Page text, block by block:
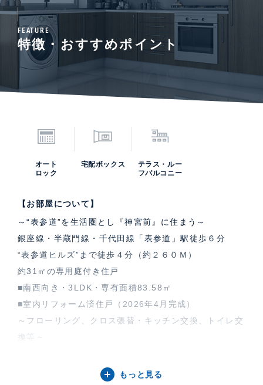
FEATURE
特徴・おすすめポイント
オート
ロック
宅配ボックス
テラス・ルー
フバルコニー
【お部屋について】
～“表参道”を生活圏とし『神宮前』に住まう～
銀座線・半蔵門線・千代田線「表参道」駅徒歩６分
“表参道ヒルズ”まで徒歩４分（約２６０Ｍ）
約31㎡の専用庭付き住戸
■南西向き・3LDK・専有面積83.58㎡
■室内リフォーム済住戸（2026年4月完成）
～フローリング、クロス張替・キッチン交換、トイレ交
換等～
■各居室開口部があり、風通しの良い室内です
もっと見る